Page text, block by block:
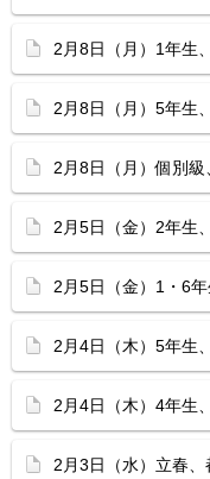
2月8日（月）1年生
2月8日（月）5年生
2月8日（月）個別
2月5日（金）2年生
2月5日（金）1・6
2月4日（木）5年生
2月4日（木）4年生
2月3日（水）立春